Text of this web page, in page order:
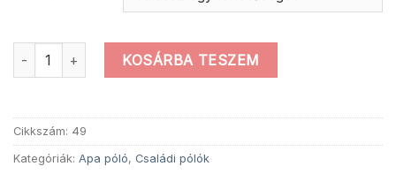
Apa szuper képesség családi póló mennyiség
KOSÁRBA TESZEM
Cikkszám: 49
Kategóriák: Apa póló, Családi pólók